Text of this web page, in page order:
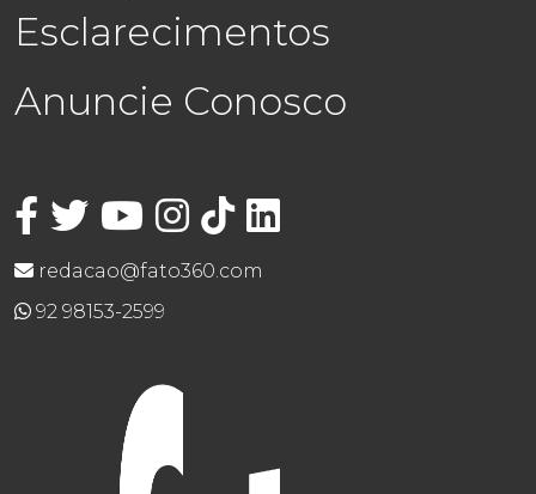
Esclarecimentos
Anuncie Conosco
redacao@fato360.com
92 98153-2599